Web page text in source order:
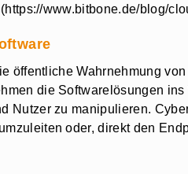
www.bitbone.de/blog/
öffentliche Wahrnehmung
die Softwarelösungen
Nutzer zu manipulieren.
oder, direkt den